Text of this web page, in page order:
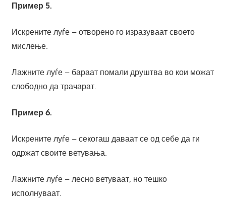
Пример 5.
Искрените луѓе – отворено го изразуваат своето
мислење.
Лажните луѓе – бараат помали друштва во кои можат
слободно да трачарат.
Пример 6.
Искрените луѓе – секогаш даваат се од себе да ги
одржат своите ветувања.
Лажните луѓе – лесно ветуваат, но тешко
исполнуваат.